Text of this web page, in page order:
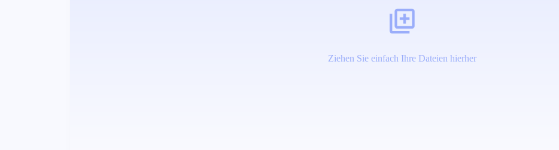
Ziehen Sie einfach Ihre Dateien hierher